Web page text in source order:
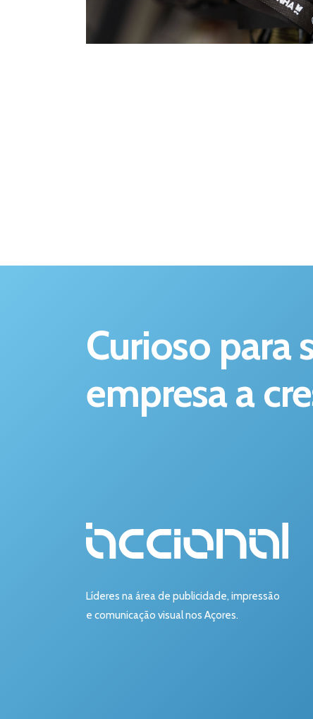
Curioso para
empresa a
Líderes na área de publicidade, impressão
e comunicação visual nos Açores.